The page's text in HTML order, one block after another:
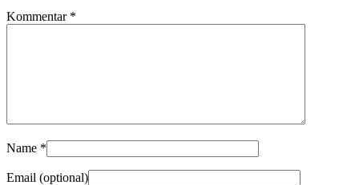
Kommentar *
Name *
Email (optional)